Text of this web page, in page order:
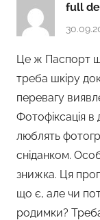
full
Це ж Паспорт
треба шкіру
перевагу
Фотофіксація в
люблять
сніданком.
знижка. Ця
що є, але чи
родимки?